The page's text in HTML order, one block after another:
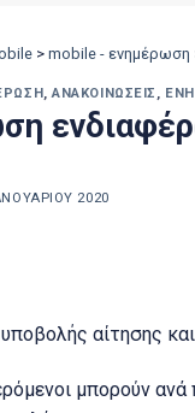
> mobile - ενημέρωση
,ΑΝΑΚΟΙΝΏΣΕΙΣ ,
2020
αίτησης
μπορούν